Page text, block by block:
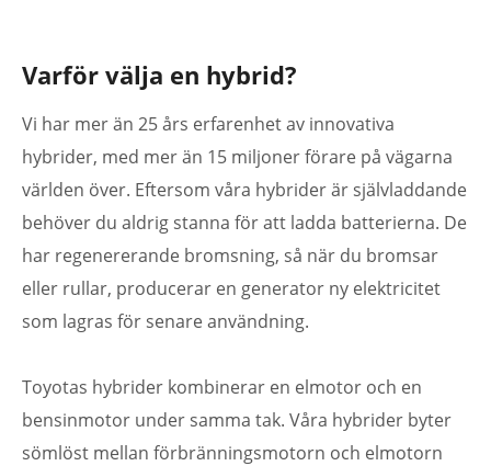
Varför välja en hybrid?
Vi har mer än 25 års erfarenhet av innovativa
hybrider, med mer än 15 miljoner förare på vägarna
världen över. Eftersom våra hybrider är självladdande
behöver du aldrig stanna för att ladda batterierna. De
har regenererande bromsning, så när du bromsar
eller rullar, producerar en generator ny elektricitet
som lagras för senare användning.
Toyotas hybrider kombinerar en elmotor och en
bensinmotor under samma tak. Våra hybrider byter
sömlöst mellan förbränningsmotorn och elmotorn